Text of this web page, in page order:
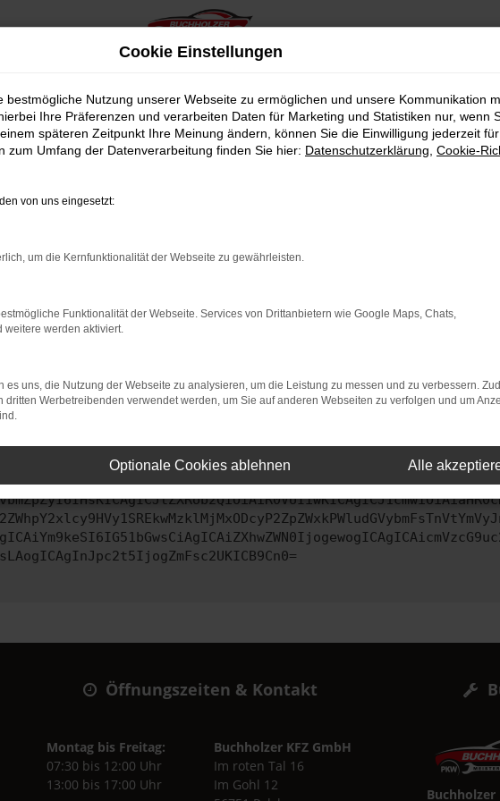
bestimmter Seiten verhindern. Funktioniert die Seite in einem anderen
beheben.
auf dem neuesten Stand sind.
kann auch dazu führen, dass bestimmte Funktionen nicht mehr
uns bitte. Wir werden versuchen, das Problem zu beheben. Du kannst
Öffnungszeiten & Kontakt
Montag bis Freitag:
07:30 bis 12:00 Uhr
13:00 bis 17:00 Uhr
Buchholzer KFZ GmbH
Im roten Tal 16
Im Gohl 12
Buchholzer
Cookie Einstellungen
bestmögliche Nutzung unserer Webseite zu ermöglichen und unsere Kommunikation
Ihre Präferenzen und verarbeiten Daten für Marketing und Statistiken nur, wenn
späteren Zeitpunkt Ihre Meinung ändern, können Sie die Einwilligung jederzeit
zum Umfang der Datenverarbeitung finden Sie hier: Datenschutzerklärung Cookie-
von uns eingesetzt:
um die Kernfunktionalität der Webseite zu gewährleisten.
Funktionalität der Webseite. Services von Drittanbietern wie Google Maps, Chats,
weitere werden aktiviert.
es uns, die Nutzung der Webseite zu analysieren, um die Leistung zu messen und zu verbessern.
dritten Werbetreibenden verwendet werden, um Sie auf anderen Webseiten zu verfolgen und um
Optionale Cookies ablehnen Alle